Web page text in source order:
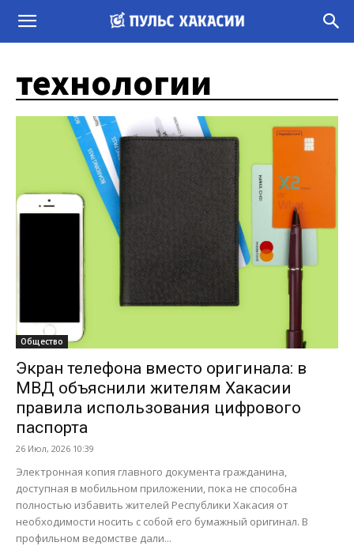
технологии
Общество
Экран телефона вместо оригинала: в
МВД объяснили жителям Хакасии
правила использования цифрового
паспорта
26 Июл, 2026 10:39
Электронная копия главного документа гражданина,
доступная в мобильном приложении, пока не способна
полностью избавить жителей Республики Хакасия от
необходимости носить с собой его бумажный оригинал. В
профильном ведомстве дали...